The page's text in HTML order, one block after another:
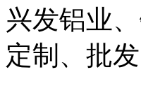
兴发铝业
定制、批